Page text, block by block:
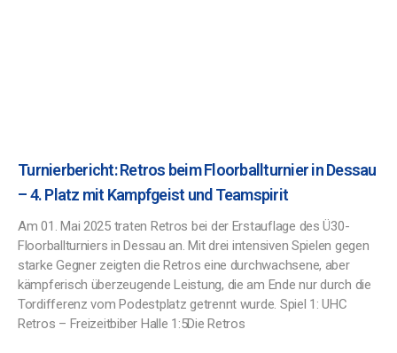
Turnierbericht: Retros beim Floorballturnier in Dessau
– 4. Platz mit Kampfgeist und Teamspirit
Am 01. Mai 2025 traten Retros bei der Erstauflage des Ü30-
Floorballturniers in Dessau an. Mit drei intensiven Spielen gegen
starke Gegner zeigten die Retros eine durchwachsene, aber
kämpferisch überzeugende Leistung, die am Ende nur durch die
Tordifferenz vom Podestplatz getrennt wurde. Spiel 1: UHC
Retros – Freizeitbiber Halle 1:5Die Retros